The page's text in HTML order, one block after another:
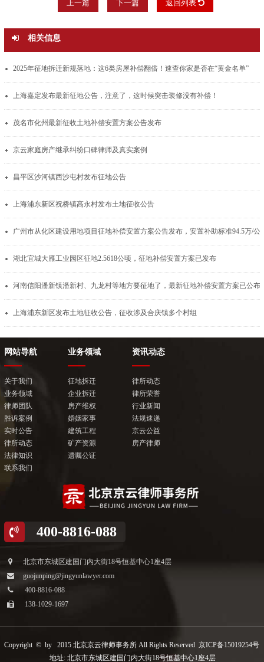
上一篇 下一篇 返回列表
相关信息
2025年征地拆迁新规落地：这6类房屋补偿翻倍！速查你家是否在“黄金名单”
上海嘉定发布最新征地公告，注意了，这时候突击装修没有补偿！
茂名市化州最新征收土地补偿安置方案公告发布
京云家庭房产继承纠纷口碑律师及真实案例
昌平区沙河镇西沙屯村发布征地公告
上海浦东新区祝桥镇高永村发布土地征收公告
广州市从化区建设用地项目征地补偿安置方案公告发布，安置补助标准94.5万/公
湖北宜城大雁工业园区征地2.5618公顷，征地补偿安置方案已发布
河南信阳潘新镇潘新村、九龙村等地方要征地了，最新征地补偿安置方案已公布
上海浦东新区发布土地征收公告，征收涉及合庆镇多个村组
网站导航
关于我们
业务领域
律师团队
胜诉案例
实时公告
律所动态
法律知识
联系我们
业务领域
征地拆迁
企业拆迁
房产维权
婚姻家事
建筑工程
矿产资源
遗嘱公证
资讯动态
律所动态
律所荣誉
行业新闻
法规速递
京云公益
房产律师
400-8816-088
北京市东城区建国门内大街18号恒基中心1座4层
guojunping@jingyunlawyer.com
400-8816-088
138-1029-1697
Copyright © by 2015 北京京云律师事务所 All Rights Reserved京ICP备15019254号
地址: 北京市东城区建国门内大街18号恒基中心1座4层